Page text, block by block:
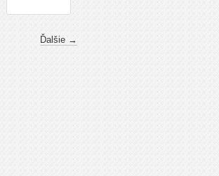
Ďalšie →